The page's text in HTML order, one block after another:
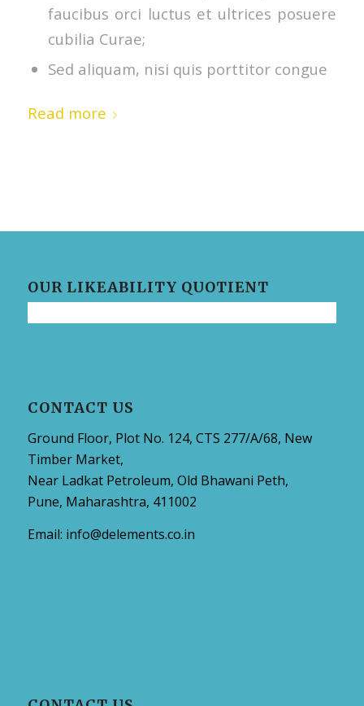
faucibus orci luctus et ultrices posuere
cubilia Curae;
Sed aliquam, nisi quis porttitor congue
Read more
OUR LIKEABILITY QUOTIENT
CONTACT US
Ground Floor, Plot No. 124, CTS 277/A/68, New
Timber Market,
Near Ladkat Petroleum, Old Bhawani Peth,
Pune, Maharashtra, 411002
Email: info@delements.co.in